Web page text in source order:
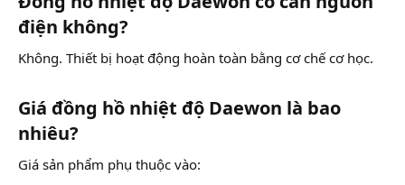
điện không?​
Không. Thiết bị hoạt động hoàn toàn bằng cơ chế cơ học.
Giá đồng hồ nhiệt độ Daewon là bao
nhiêu?​
Giá sản phẩm phụ thuộc vào: